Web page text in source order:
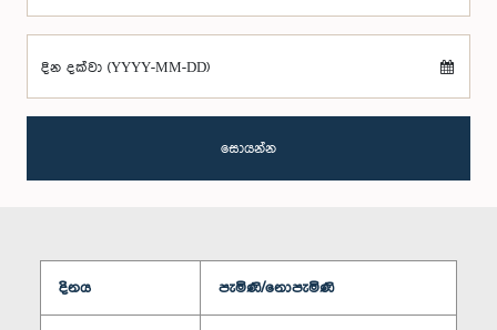
දින දක්වා (YYYY-MM-DD)
සොයන්න
දිනය පැමිණි/නොපැමිණි